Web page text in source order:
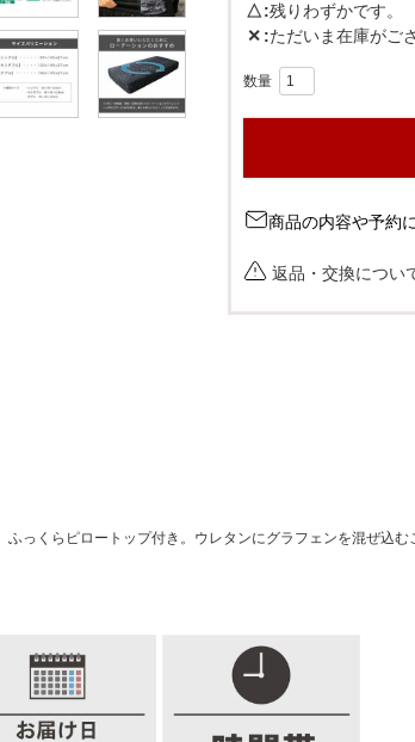
△ 残りわずかです。
✕ ただいま在庫がご
商品の内容や予約
返品・交換につい
っくらピロートップ付き。ウレタンにグラフェンを混ぜ込